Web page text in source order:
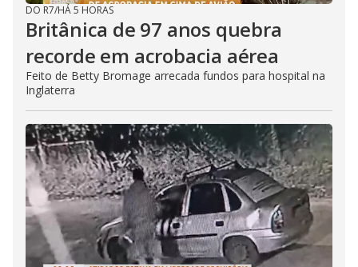
DO R7/HÁ 5 HORAS
Britânica de 97 anos quebra
recorde em acrobacia aérea
Feito de Betty Bromage arrecada fundos para hospital na
Inglaterra